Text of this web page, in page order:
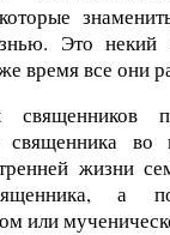
Это некий
время все они
священников
священника
жизни
или